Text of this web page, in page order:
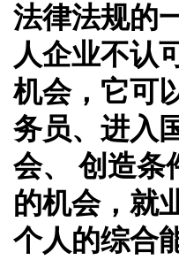
法律法规的
人企业不认
机会，它可
务员、进入
会、 创造条
的机会，就
个人的综合